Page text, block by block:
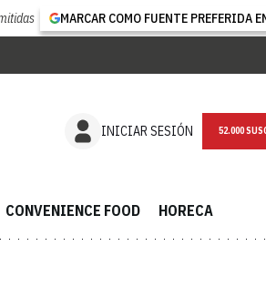
MARCAR COMO FUENTE PREFERIDA
INICIAR SESIÓN
CONVENIENCE FOOD HORECA